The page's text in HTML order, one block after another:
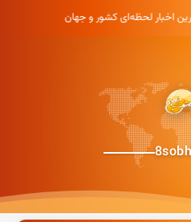
اخبار لحظه‌ای کشور و جهان